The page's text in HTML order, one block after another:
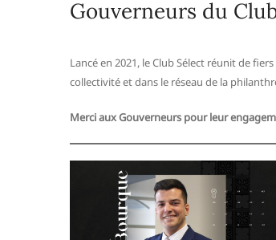
Gouverneurs du
Lancé en 2021, le Club Sélect réunit de
collectivité et dans le réseau de la
Merci aux Gouverneurs pour leur